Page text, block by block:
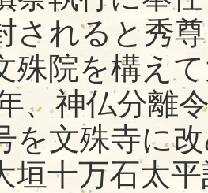
されると秀
殊院を構え
神仏分離令
を文殊寺に
垣十万石太